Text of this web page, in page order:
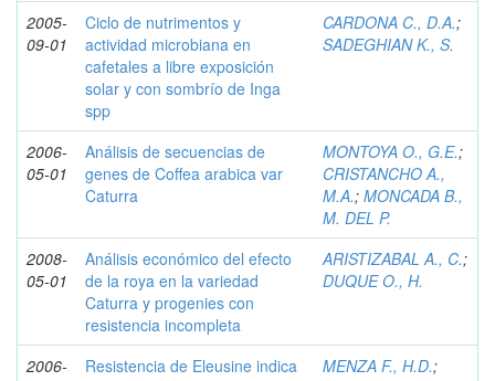
2005-
09-01
Ciclo de nutrimentos y
actividad microbiana en
cafetales a libre exposición
solar y con sombrío de Inga
spp
CARDONA C., D.A.;
SADEGHIAN K., S.
2006-
05-01
Análisis de secuencias de
genes de Coffea arabica var
Caturra
MONTOYA O., G.E.;
CRISTANCHO A.,
M.A.; MONCADA B.,
M. DEL P.
2008-
05-01
Análisis económico del efecto
de la roya en la variedad
Caturra y progenies con
resistencia incompleta
ARISTIZABAL A., C.;
DUQUE O., H.
2006-
Resistencia de Eleusine indica
MENZA F., H.D.;